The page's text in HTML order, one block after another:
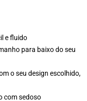
e fluido
para baixo do seu
o seu design escolhido,
com sedoso